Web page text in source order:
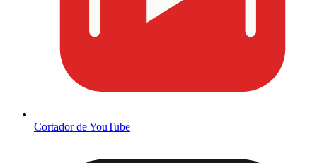
Cortador de YouTube